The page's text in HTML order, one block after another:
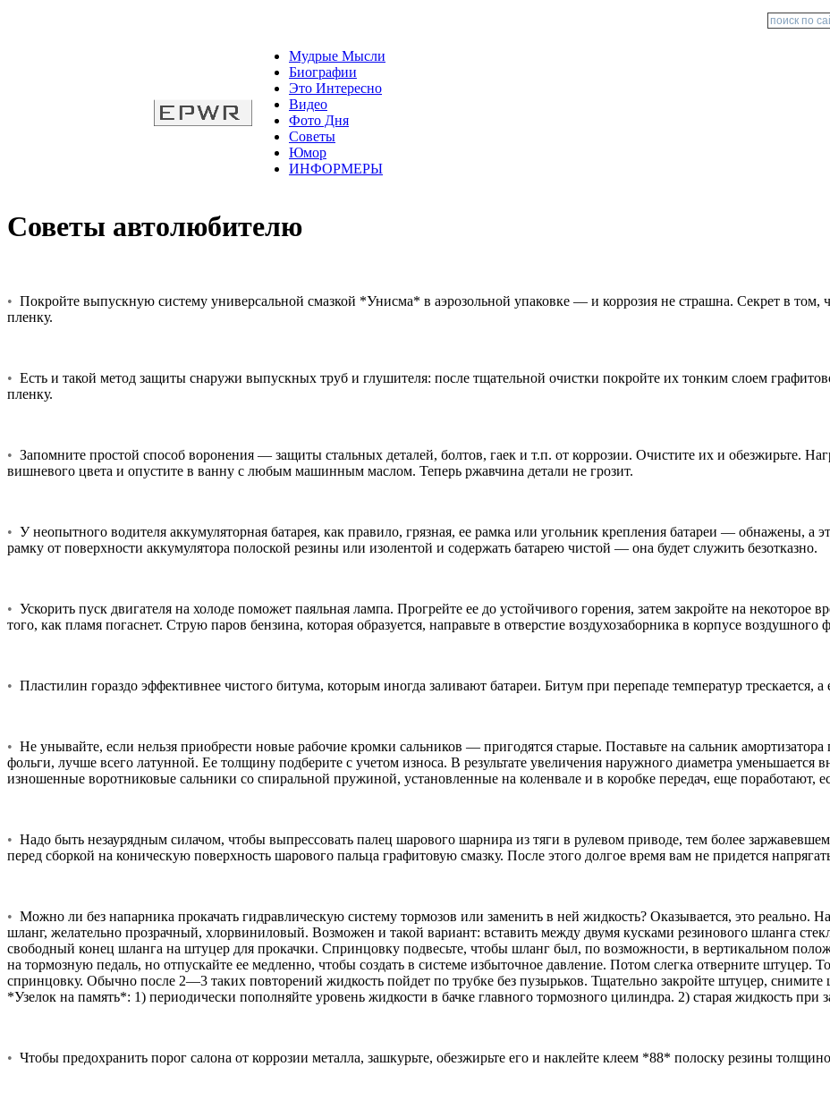
Мудрые Мысли
Биографии
Это Интересно
Видео
Фото Дня
Советы
Юмор
ИНФОРМЕРЫ
Советы автолюбителю
• Покройте выпускную систему универсальной смазкой *Унисма* в аэрозольной упаковке — и коррозия не страшна. Секрет в том,
пленку.
• Есть и такой метод защиты снаружи выпускных труб и глушителя: после тщательной очистки покройте их тонким слоем
пленку.
• Запомните простой способ воронения — защиты стальных деталей, болтов, гаек и т.п. от коррозии. Очистите их и обезжирьте.
вишневого цвета и опустите в ванну с любым машинным маслом. Теперь ржавчина детали не грозит.
• У неопытного водителя аккумуляторная батарея, как правило, грязная, ее рамка или угольник крепления батареи — обнажены, а
рамку от поверхности аккумулятора полоской резины или изолентой и содержать батарею чистой — она будет служить безотказно.
• Ускорить пуск двигателя на холоде поможет паяльная лампа. Прогрейте ее до устойчивого горения, затем закройте на некоторое
того, как пламя погаснет. Струю паров бензина, которая образуется, направьте в отверстие воздухозаборника в корпусе воздушного
• Пластилин гораздо эффективнее чистого битума, которым иногда заливают батареи. Битум при перепаде температур трескается,
• Не унывайте, если нельзя приобрести новые рабочие кромки сальников — пригодятся старые. Поставьте на сальник
фольги, лучше всего латунной. Ее толщину подберите с учетом износа. В результате увеличения наружного диаметра
изношенные воротниковые сальники со спиральной пружиной, установленные на коленвале и в коробке передач, еще поработают,
• Надо быть незаурядным силачом, чтобы выпрессовать палец шарового шарнира из тяги в рулевом приводе, тем более
перед сборкой на коническую поверхность шарового пальца графитовую смазку. После этого долгое время вам не придется
• Можно ли без напарника прокачать гидравлическую систему тормозов или заменить в ней жидкость? Оказывается, это
шланг, желательно прозрачный, хлорвиниловый. Возможен и такой вариант: вставить между двумя кусками резинового шланга
свободный конец шланга на штуцер для прокачки. Спринцовку подвесьте, чтобы шланг был, по возможности, в вертикальном
на тормозную педаль, но отпускайте ее медленно, чтобы создать в системе избыточное давление. Потом слегка отверните штуцер.
спринцовку. Обычно после 2—3 таких повторений жидкость пойдет по трубке без пузырьков. Тщательно закройте штуцер, снимите
*Узелок на память*: 1) периодически пополняйте уровень жидкости в бачке главного тормозного цилиндра. 2) старая жидкость при
• Чтобы предохранить порог салона от коррозии металла, зашкурьте, обезжирьте его и наклейте клеем *88* полоску резины